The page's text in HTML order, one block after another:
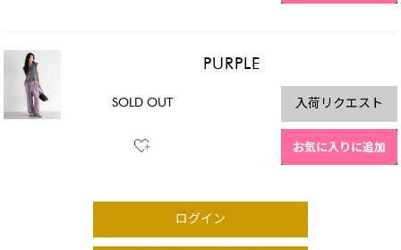
PURPLE
SOLD OUT 入荷リクエスト
お気に入りに追加
ログイン